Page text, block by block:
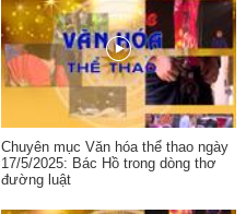
Chuyên mục Văn hóa thể thao ngày
17/5/2025: Bác Hồ trong dòng thơ
đường luật